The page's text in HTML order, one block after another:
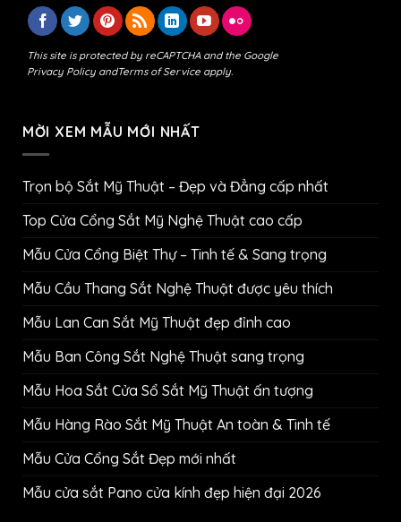
This site is protected by reCAPTCHA and the Google
Privacy PolicyandTerms of Serviceapply.
MỜI XEM MẪU MỚI NHẤT
Trọn bộ Sắt Mỹ Thuật – Đẹp và Đẳng cấp nhất
Top Cửa Cổng Sắt Mỹ Nghệ Thuật cao cấp
Mẫu Cửa Cổng Biệt Thự – Tinh tế & Sang trọng
Mẫu Cầu Thang Sắt Nghệ Thuật được yêu thích
Mẫu Lan Can Sắt Mỹ Thuật đẹp đỉnh cao
Mẫu Ban Công Sắt Nghệ Thuật sang trọng
Mẫu Hoa Sắt Cửa Sổ Sắt Mỹ Thuật ấn tượng
Mẫu Hàng Rào Sắt Mỹ Thuật An toàn & Tinh tế
Mẫu Cửa Cổng Sắt Đẹp mới nhất
Mẫu cửa sắt Pano cửa kính đẹp hiện đại 2026